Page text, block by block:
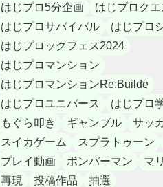
はじプロ5分企画
はじプロクエ
はじプロサバイバル
はじプロ
はじプロックフェス2024
はじプロマンション
はじプロマンションRe:Builde
はじプロユニバース
はじプロ
もぐら叩き
ギャンブル
サッ
スイカゲーム
スプラトゥーン
プレイ動画
ボンバーマン
マ
再現
投稿作品
抽選